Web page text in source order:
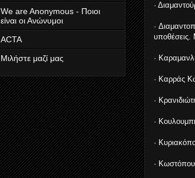
·
·
υποθέσεις.
·
· Καρράς
·
·
·
·
We are Anonymous - Ποιοι
είναι οι Ανώνυμοι
ACTA
Μιλήστε μαζί μας